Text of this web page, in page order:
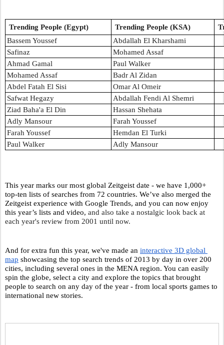
Trending People (Egypt) Trending People (KSA)
Bassem Youssef
Abdallah El Kharshami
Safinaz
Mohamed Assaf
Ahmad Gamal
Paul Walker
Mohamed Assaf
Badr Al Zidan
Abdel Fatah El Sisi
Omar Al Omeir
Safwat Hegazy
Abdallah Fendi Al Shemri
Ziad Baha'a El Din
Hassan Shehata
Adly Mansour
Farah Youssef
Farah Youssef
Hemdan El Turki
Paul Walker
Adly Mansour
This year marks our most global Zeitgeist date - we have 1,000+
top-ten lists of searches from 72 countries. We’ve also merged the
Zeitgeist experience with Google Trends, and you can now enjoy
this year’s lists and video, and also take a nostalgic look back at
each year's review from 2001 until now.
And for extra fun this year, we've made an interactive 3D global
map showcasing the top search trends of 2013 by day in over 200
cities, including several ones in the MENA region. You can easily
spin the globe, select a city and explore the topics that brought
people to search on any day of the year - from local sports games to
international new stories.